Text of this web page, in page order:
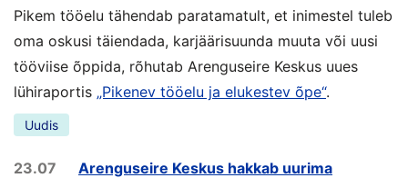
Pikem tööelu tähendab paratamatult, et inimestel tuleb
oma oskusi täiendada, karjäärisuunda muuta või uusi
tööviise õppida, rõhutab Arenguseire Keskus uues
lühiraportis „Pikenev tööelu ja elukestev õpe“.
Uudis
23.07
Arenguseire Keskus hakkab uurima